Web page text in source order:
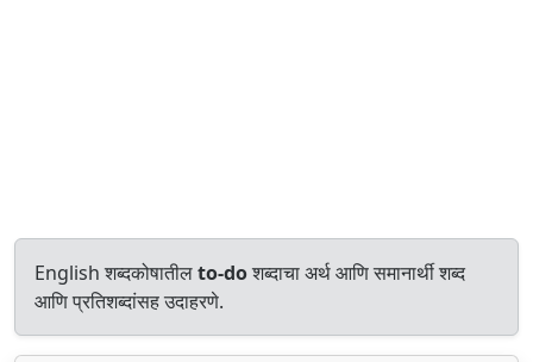
English शब्दकोषातीलto-doशब्दाचा अर्थ आणि समानार्थी शब्द
आणि प्रतिशब्दांसह उदाहरणे.